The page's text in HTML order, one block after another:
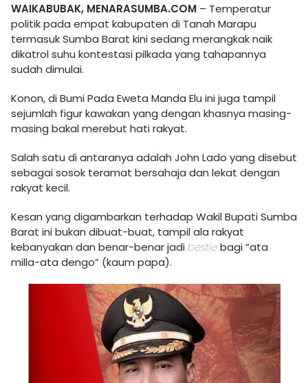
WAIKABUBAK, MENARASUMBA.COM – Temperatur
politik pada empat kabupaten di Tanah Marapu
termasuk Sumba Barat kini sedang merangkak naik
dikatrol suhu kontestasi pilkada yang tahapannya
sudah dimulai.
Konon, di Bumi Pada Eweta Manda Elu ini juga tampil
sejumlah figur kawakan yang dengan khasnya masing-
masing bakal merebut hati rakyat.
Salah satu di antaranya adalah John Lado yang disebut
sebagai sosok teramat bersahaja dan lekat dengan
rakyat kecil.
Kesan yang digambarkan terhadap Wakil Bupati Sumba
Barat ini bukan dibuat-buat, tampil ala rakyat
kebanyakan dan benar-benar jadibestiebagi “ata
milla-ata dengo” (kaum papa).